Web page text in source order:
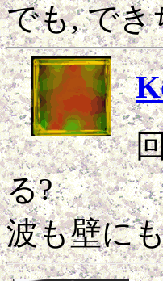
でも, でき
る?
波も壁に